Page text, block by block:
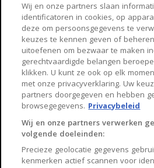
Arnhem
Huisnet
Over Huisnet
Algemene voorwaarden
Privacybeleid
Contact
Sitemap
Wij en onze partners slaan
identificatoren in cookies, op
deze om persoonsgegevens te
keuzes te kennen geven of
uitoefenen om bezwaar te maken
gerechtvaardigde belangen
klikken. U kunt ze ook op elk
met onze privacyverklaring. Uw
partners doorgegeven en hebben
browsegegevens. Privacybeleid
Wij en onze partners verwerken
volgende doeleinden:
Precieze geolocatie gegevens
kenmerken actief scannen voor